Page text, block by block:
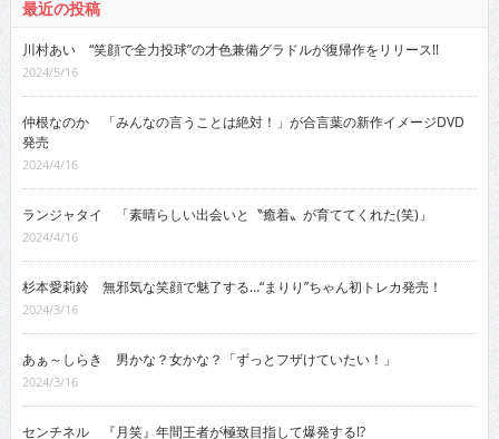
最近の投稿
川村あい “笑顔で全力投球”の才色兼備グラドルが復帰作をリリース!!
2024/5/16
仲根なのか 「みんなの言うことは絶対！」が合言葉の新作イメージDVD
発売
2024/4/16
ランジャタイ 「素晴らしい出会いと〝癒着〟が育ててくれた(笑)」
2024/4/16
杉本愛莉鈴 無邪気な笑顔で魅了する…“まりり”ちゃん初トレカ発売！
2024/3/16
あぁ～しらき 男かな？女かな？「ずっとフザけていたい！」
2024/3/16
センチネル 『月笑』年間王者が極致目指して爆発する!?